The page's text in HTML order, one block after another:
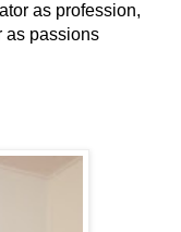
as profession,
as passions